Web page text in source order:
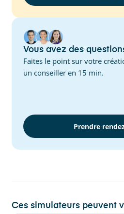
Vous avez des
Faites le point sur votre
un conseiller en 15 min.
Prendre
Ces simulateurs peuvent